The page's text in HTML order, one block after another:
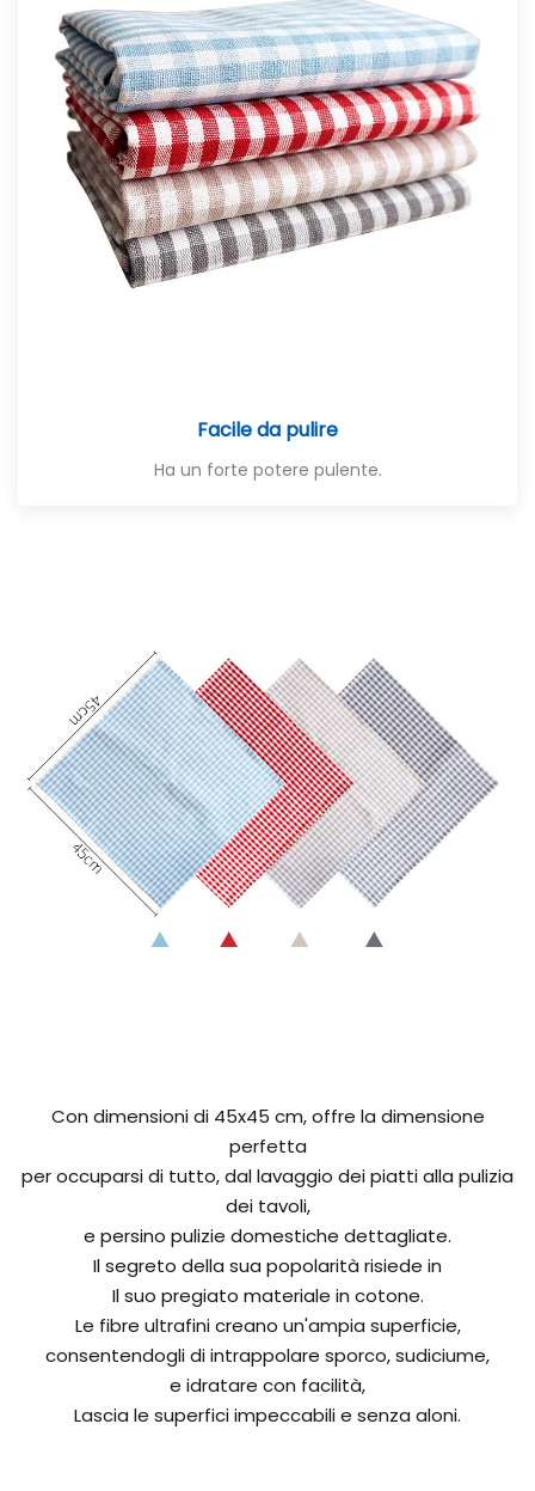
Facile da pulire
Ha un forte potere pulente.
Con dimensioni di 45x45 cm, offre la dimensione
perfetta
per occuparsi di tutto, dal lavaggio dei piatti alla pulizia
dei tavoli,
e persino pulizie domestiche dettagliate.
Il segreto della sua popolarità risiede in
Il suo pregiato materiale in cotone.
Le fibre ultrafini creano un'ampia superficie,
consentendogli di intrappolare sporco, sudiciume,
e idratare con facilità,
Lascia le superfici impeccabili e senza aloni.